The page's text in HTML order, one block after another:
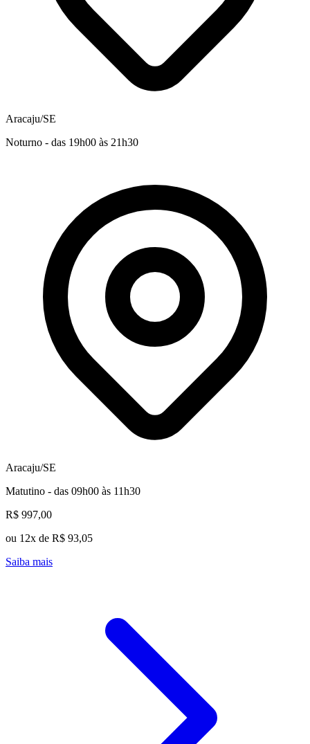
Aracaju/SE
Noturno - das 19h00 às 21h30
Aracaju/SE
Matutino - das 09h00 às 11h30
R$ 997,00
ou 12x de R$ 93,05
Saiba mais